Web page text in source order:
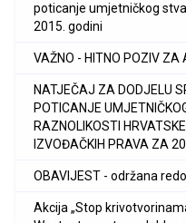
poticanje umjetničkog
2015. godini
VAŽNO - HITNO POZIV ZA
NATJEČAJ ZA DODJELU
POTICANJE
RAZNOLIKOSTI
IZVOĐAČKIH PRAVA ZA
OBAVIJEST - održana
Akcija „Stop